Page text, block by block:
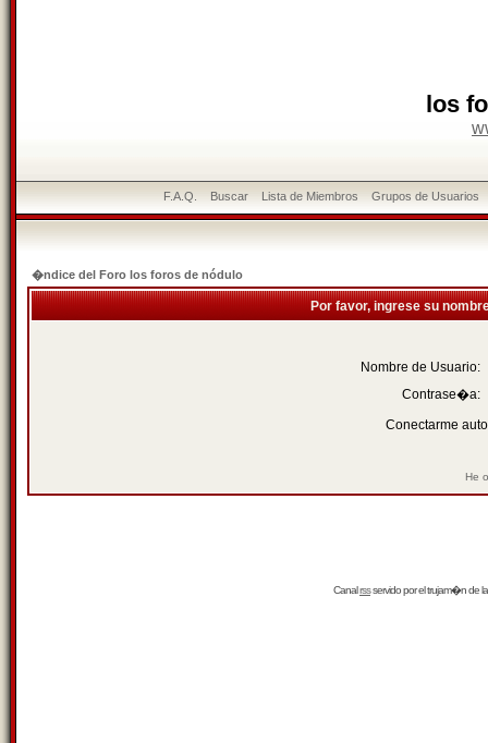
los
F.A.Q. Buscar Lista de Miembros Grupos de Usuarios
�ndice del Foro los foros de nódulo
Por favor, ingrese su
Nombre de Usuario:
Contrase�a:
Conectarme
He
Canalrssservido por eltrujam�nde